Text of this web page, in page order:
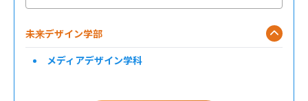
未来デザイン学部
メディアデザイン学科